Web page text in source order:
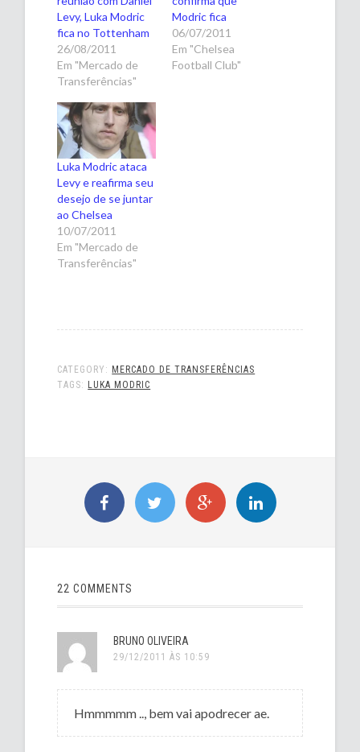
Levy, Luka Modric
fica no Tottenham
26/08/2011
Em "Mercado de
Transferências"
Modric fica
06/07/2011
Em "Chelsea
Football Club"
Luka Modric ataca
Levy e reafirma seu
desejo de se juntar
ao Chelsea
10/07/2011
Em "Mercado de
Transferências"
CATEGORY: MERCADO DE TRANSFERÊNCIAS
TAGS: LUKA MODRIC
22 COMMENTS
BRUNO OLIVEIRA
29/12/2011 ÀS 10:59
Hmmmmm .., bem vai apodrecer ae.